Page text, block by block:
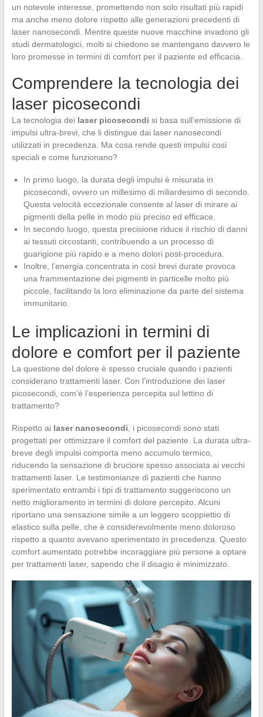
un notevole interesse, promettendo non solo risultati più rapidi
ma anche meno dolore rispetto alle generazioni precedenti di
laser nanosecondi. Mentre queste nuove macchine invadono gli
studi dermatologici, molti si chiedono se mantengano davvero le
loro promesse in termini di comfort per il paziente ed efficacia.
Comprendere la tecnologia dei
laser picosecondi
La tecnologia dei laser picosecondi si basa sull’emissione di
impulsi ultra-brevi, che li distingue dai laser nanosecondi
utilizzati in precedenza. Ma cosa rende questi impulsi così
speciali e come funzionano?
In primo luogo, la durata degli impulsi è misurata in
picosecondi, ovvero un millesimo di miliardesimo di secondo.
Questa velocità eccezionale consente al laser di mirare ai
pigmenti della pelle in modo più preciso ed efficace.
In secondo luogo, questa precisione riduce il rischio di danni
ai tessuti circostanti, contribuendo a un processo di
guarigione più rapido e a meno dolori post-procedura.
Inoltre, l’energia concentrata in così brevi durate provoca
una frammentazione dei pigmenti in particelle molto più
piccole, facilitando la loro eliminazione da parte del sistema
immunitario.
Le implicazioni in termini di
dolore e comfort per il paziente
La questione del dolore è spesso cruciale quando i pazienti
considerano trattamenti laser. Con l’introduzione dei laser
picosecondi, com’è l’esperienza percepita sul lettino di
trattamento?
Rispetto ai laser nanosecondi , i picosecondi sono stati
progettati per ottimizzare il comfort del paziente. La durata ultra-
breve degli impulsi comporta meno accumulo termico,
riducendo la sensazione di bruciore spesso associata ai vecchi
trattamenti laser. Le testimonianze di pazienti che hanno
sperimentato entrambi i tipi di trattamento suggeriscono un
netto miglioramento in termini di dolore percepito. Alcuni
riportano una sensazione simile a un leggero scoppiettio di
elastico sulla pelle, che è considerevolmente meno doloroso
rispetto a quanto avevano sperimentato in precedenza. Questo
comfort aumentato potrebbe incoraggiare più persone a optare
per trattamenti laser, sapendo che il disagio è minimizzato.